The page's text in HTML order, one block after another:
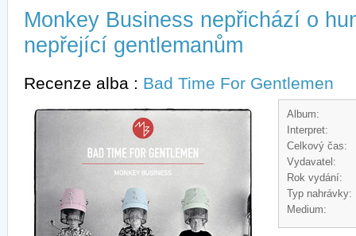
Monkey Business nepřichází o
nepřející gentlemanům
Recenze alba : Bad Time For Gentlemen
Album:
Interpret:
Celkový čas:
Vydavatel:
Rok vydání:
Typ nahrávky:
Medium: